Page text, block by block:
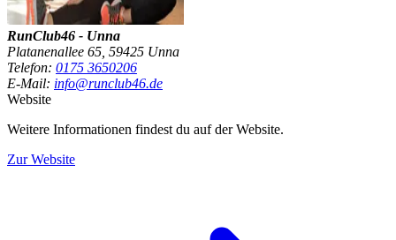
RunClub46 - Unna
Platanenallee 65, 59425 Unna
Telefon: 0175 3650206
E-Mail: info@runclub46.de
Website
Weitere Informationen findest du auf der Website.
Zur Website